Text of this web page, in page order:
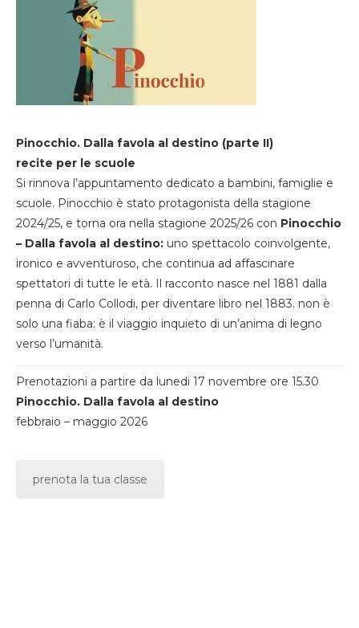
Pinocchio. Dalla favola al destino (parte II)
recite per le scuole
Si rinnova l’appuntamento dedicato a bambini, famiglie e
scuole. Pinocchio è stato protagonista della stagione
2024/25, e torna ora nella stagione 2025/26 con Pinocchio
– Dalla favola al destino: uno spettacolo coinvolgente,
ironico e avventuroso, che continua ad affascinare
spettatori di tutte le età. Il racconto nasce nel 1881 dalla
penna di Carlo Collodi, per diventare libro nel 1883. non è
solo una fiaba: è il viaggio inquieto di un’anima di legno
verso l’umanità.
Prenotazioni a partire da lunedi 17 novembre ore 15.30
Pinocchio. Dalla favola al destino
febbraio – maggio 2026
prenota la tua classe